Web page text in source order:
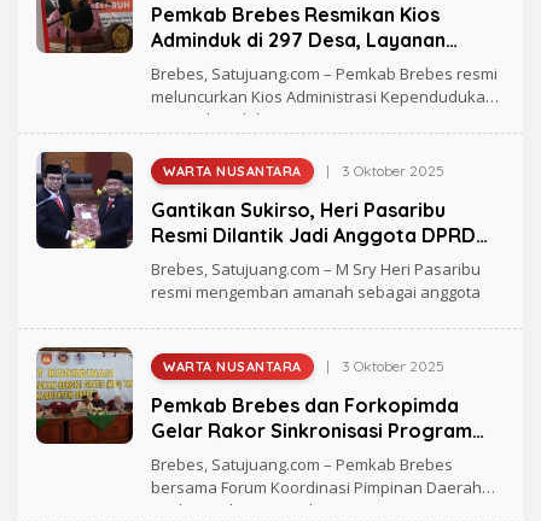
Pemkab Brebes Resmikan Kios
Adminduk di 297 Desa, Layanan
Dokumen Kini Lebih Cepat
E
H
A
N
D
R
A
Brebes, Satujuang.com – Pemkab Brebes resmi
meluncurkan Kios Administrasi Kependudukan
(Kios Adminduk)
Gantikan Sukirso, Heri Pasaribu
Resmi Dilantik Jadi Anggota DPRD
Brebes
WARTA NUSANTARA | 3 Oktober 2025
O
E
H
A
N
D
R
A
Brebes, Satujuang.com – M Sry Heri Pasaribu
resmi mengemban amanah sebagai anggota
Pemkab Brebes dan Forkopimda
Gelar Rakor Sinkronisasi Program
MBG
WARTA NUSANTARA | 3 Oktober 2025
O
E
H
A
N
D
R
Brebes, Satujuang.com – Pemkab Brebes
bersama Forum Koordinasi Pimpinan Daerah
(Forkopimda) menggelar